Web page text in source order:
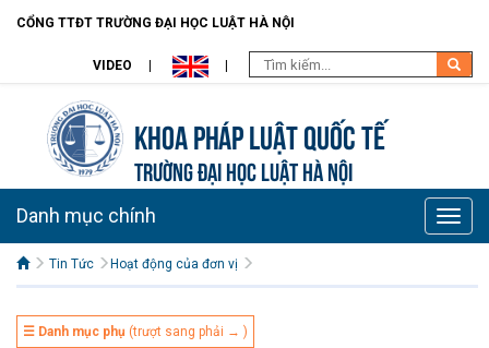
CỔNG TTĐT TRƯỜNG ĐẠI HỌC LUẬT HÀ NỘI
VIDEO
Khoa Pháp Luật Quốc Tế
TRƯỜNG ĐẠI HỌC LUẬT HÀ NỘI
Toggle
Danh mục chính
Tin Tức Hoạt động của đơn vị
☰ Danh mục phụ (trượt sang phải → )